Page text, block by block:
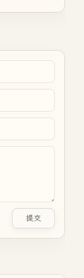
提交